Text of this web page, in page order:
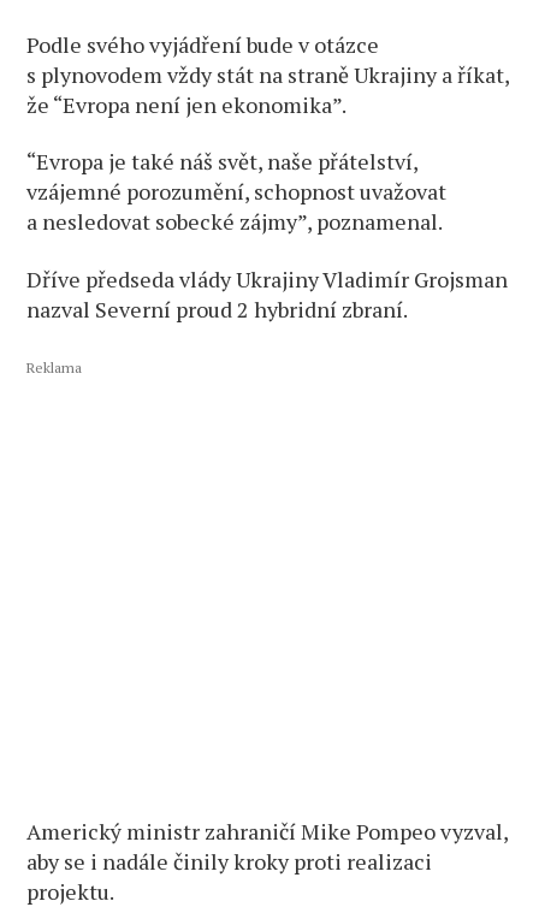
Podle svého vyjádření bude v otázce
s plynovodem vždy stát na straně Ukrajiny a říkat,
že “Evropa není jen ekonomika”.
“Evropa je také náš svět, naše přátelství,
vzájemné porozumění, schopnost uvažovat
a nesledovat sobecké zájmy”, poznamenal.
Dříve předseda vlády Ukrajiny Vladimír Grojsman
nazval Severní proud 2 hybridní zbraní.
Reklama
Americký ministr zahraničí Mike Pompeo vyzval,
aby se i nadále činily kroky proti realizaci
projektu.